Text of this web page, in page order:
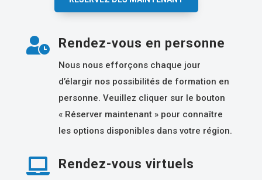
 Rendez-vous en personne
Nous nous efforçons chaque jour
d’élargir nos possibilités de formation en
personne. Veuillez cliquer sur le bouton
« Réserver maintenant » pour connaître
les options disponibles dans votre région.
 Rendez-vous virtuels